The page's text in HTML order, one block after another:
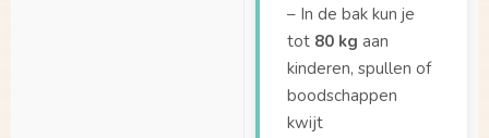
– In de bak kun je
tot 80 kg aan
kinderen, spullen of
boodschappen
kwijt